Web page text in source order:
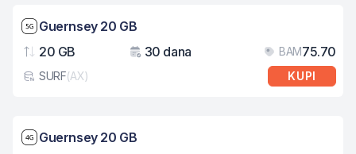
Brzina mreže: 5G
Guernsey 20 GB
Podaci
20 GB
Važenje
30 dana BAM75.70
Tip eSIM kartice
SURF(AX) KUPI
Brzina mreže: 4G
Guernsey 20 GB